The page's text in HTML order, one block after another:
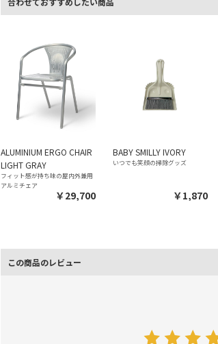
ALUMINIUM ERGO CHAIR
LIGHT GRAY
フィット感が持ち味の屋内外兼用
アルミチェア
￥29,700
BABY SMILLY IVORY
いつでも笑顔の掃除グッズ
￥1,870
この商品のレビュー